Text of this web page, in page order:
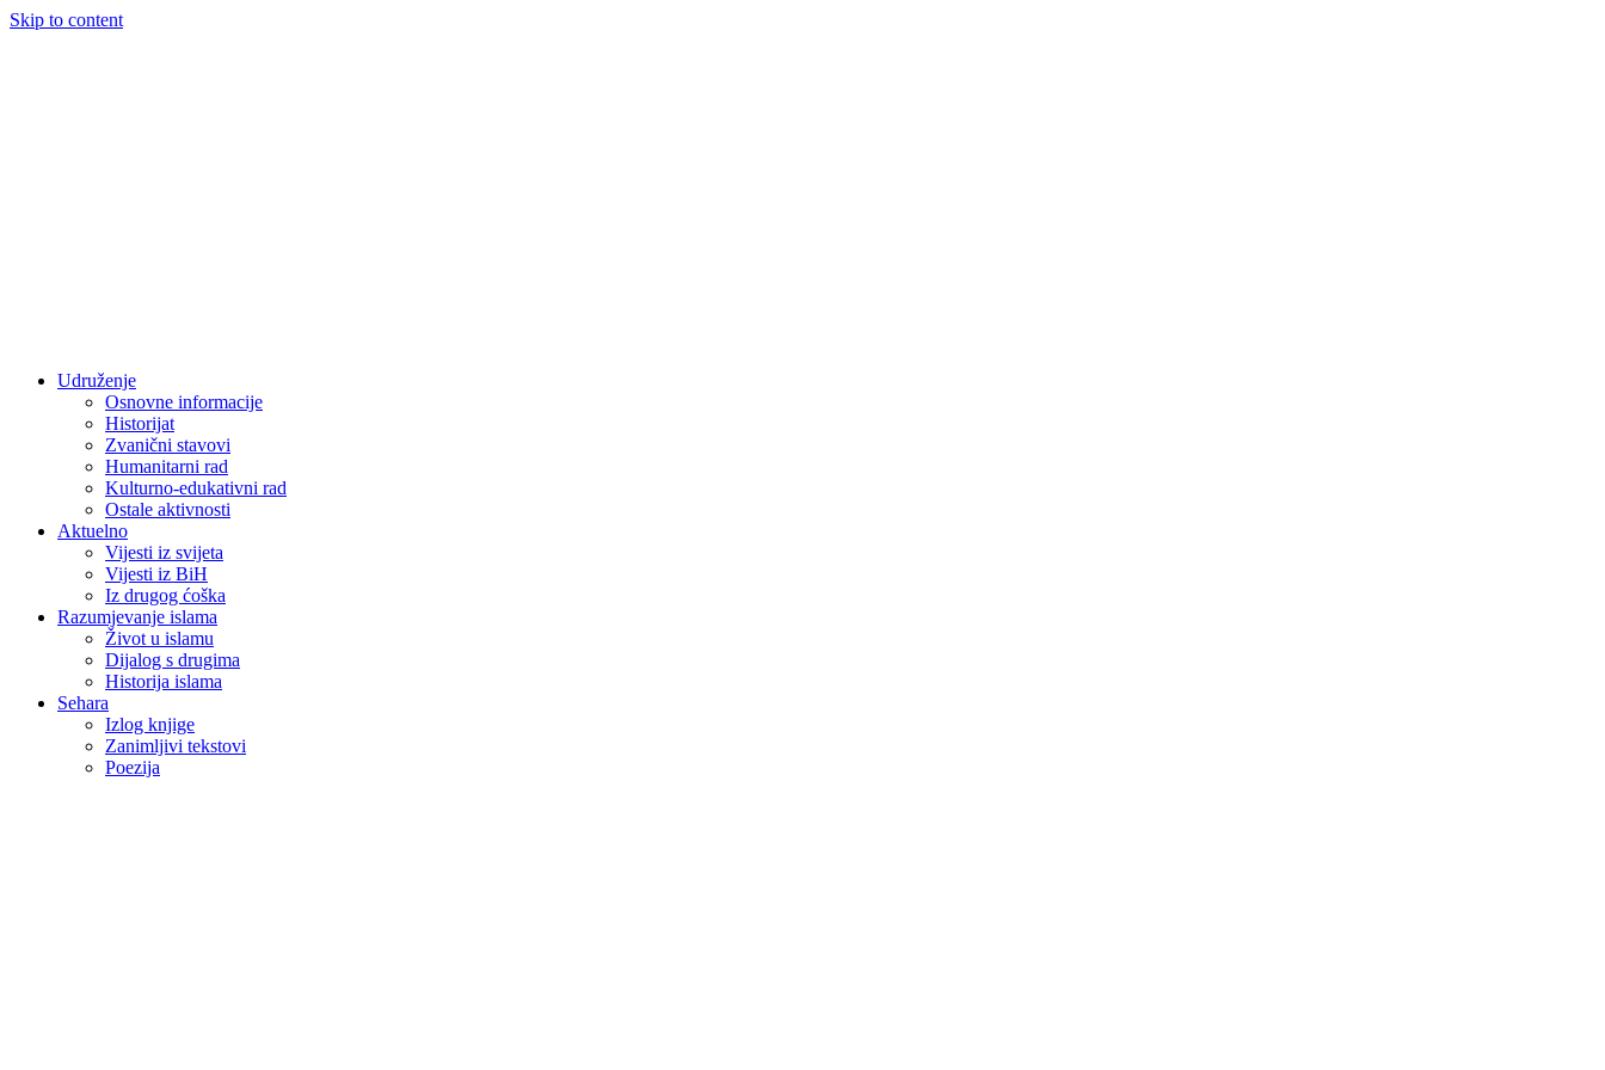
Skip to content
Udruženje
Osnovne informacije
Historijat
Zvanični stavovi
Humanitarni rad
Kulturno-edukativni rad
Ostale aktivnosti
Aktuelno
Vijesti iz svijeta
Vijesti iz BiH
Iz drugog ćoška
Razumjevanje islama
Život u islamu
Dijalog s drugima
Historija islama
Sehara
Izlog knjige
Zanimljivi tekstovi
Poezija